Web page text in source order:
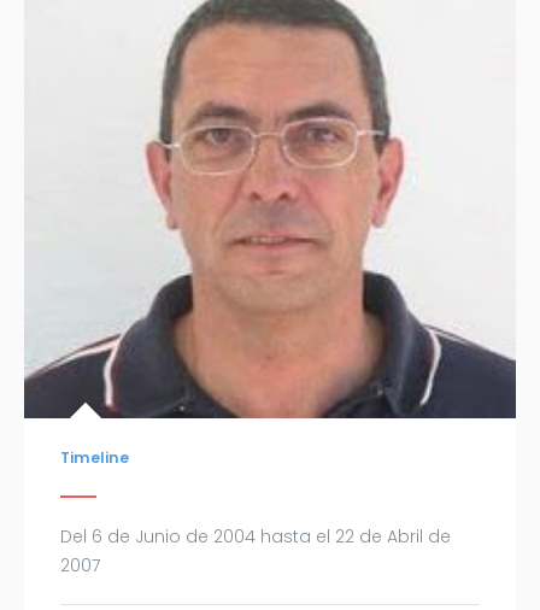
Timeline
Del 6 de Junio de 2004 hasta el 22 de Abril de
2007